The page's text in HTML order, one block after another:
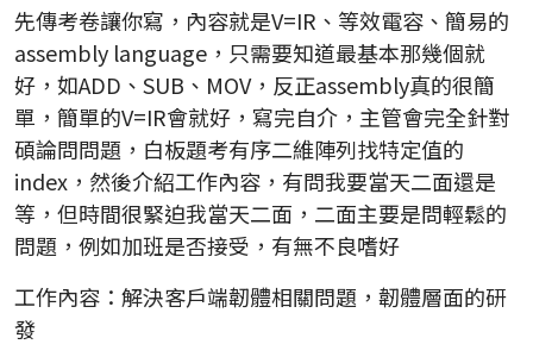
先傳考卷讓你寫，內容就是V=IR、等效電容、簡易的
assembly language，只需要知道最基本那幾個就
好，如ADD、SUB、MOV，反正assembly真的很簡
單，簡單的V=IR會就好，寫完自介，主管會完全針對
碩論問問題，白板題考有序二維陣列找特定值的
index，然後介紹工作內容，有問我要當天二面還是
等，但時間很緊迫我當天二面，二面主要是問輕鬆的
問題，例如加班是否接受，有無不良嗜好
工作內容：解決客戶端韌體相關問題，韌體層面的研
發